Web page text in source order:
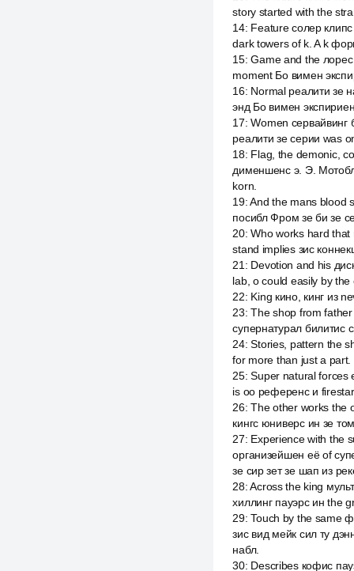
story started with the
14: Feature солер
dark towers of k. A k
15:Game and the
moment Бо вимен
16: Normal реалити зе
энд Бо вимен
17:Women
реалити зе серии was
18: Flag, the demonic,
дименшенс э. Э.
korn.
19:And the mans blood
посибл Фром зе би зе
20:Who works hard that
stand implies зис
21 : Devotion and his
lab, о could easily by the
22: King кино, кинг из
23:The shop from father
супернатурал билитис
24:Stories, pattern the
for more than just a part.
25:Super natural forces
is оо референс и
26:The other works the
кингс юниверс ин зе
27: Experience with the
организейшен её of
зе сир зет зе шап из
28:Across the king
хиллинг пауэрс ин the
29:Touch by the same
зис вид мейк сил ту
набл.
30: Describes кофис